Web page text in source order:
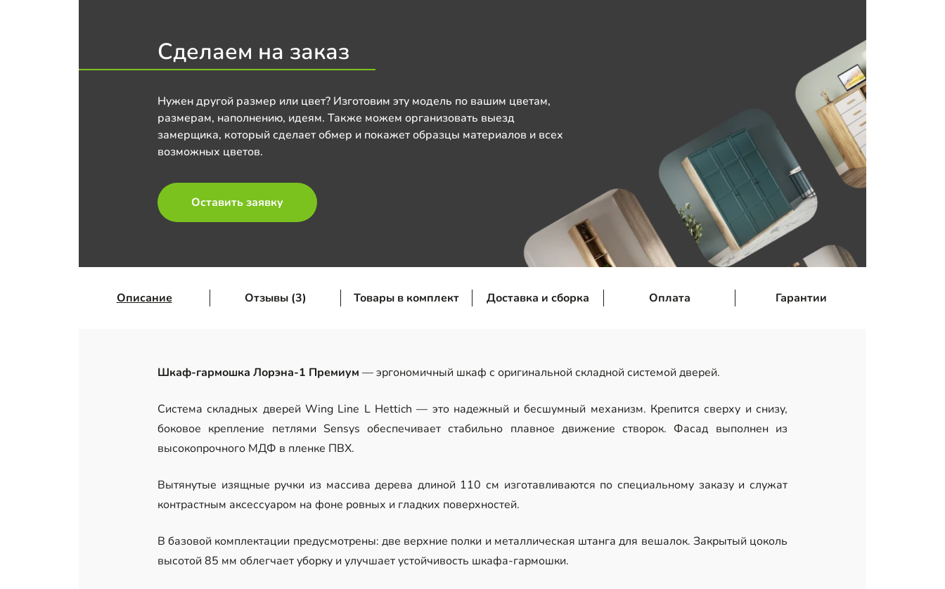
Сделаем на заказ
Нужен другой размер или цвет? Изготовим эту модель по вашим цветам,
размерам, наполнению, идеям. Также можем организовать выезд
замерщика, который сделает обмер и покажет образцы материалов и всех
возможных цветов.
Оставить заявку
Описание Отзывы (3) Товары в комплект Доставка и сборка Оплата Гарантии
Шкаф-гармошка Лорэна-1 Премиум — эргономичный шкаф с оригинальной складной системой дверей.
Система складных дверей Wing Line L Hettich — это надежный и бесшумный механизм. Крепится сверху и снизу,
боковое крепление петлями Sensys обеспечивает стабильно плавное движение створок. Фасад выполнен из
высокопрочного МДФ в пленке ПВХ.
Вытянутые изящные ручки из массива дерева длиной 110 см изготавливаются по специальному заказу и служат
контрастным аксессуаром на фоне ровных и гладких поверхностей.
В базовой комплектации предусмотрены: две верхние полки и металлическая штанга для вешалок. Закрытый цоколь
высотой 85 мм облегчает уборку и улучшает устойчивость шкафа-гармошки.